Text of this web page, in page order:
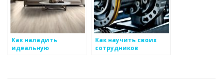
Как наладить
идеальную
Как научить своих
сотрудников